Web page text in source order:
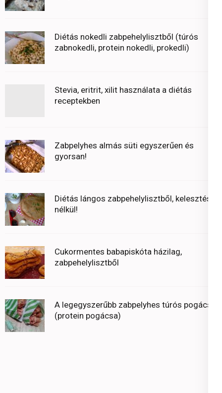
Diétás nokedli zabpehelylisztből (túrós
zabnokedli, protein nokedli, prokedli)
Stevia, eritrit, xilit használata a diétás
receptekben
Zabpelyhes almás süti egyszerűen és
gyorsan!
Diétás lángos zabpehelylisztből, kelesztés
nélkül!
Cukormentes babapiskóta házilag,
zabpehelylisztből
A legegyszerűbb zabpelyhes túrós pogácsa
(protein pogácsa)